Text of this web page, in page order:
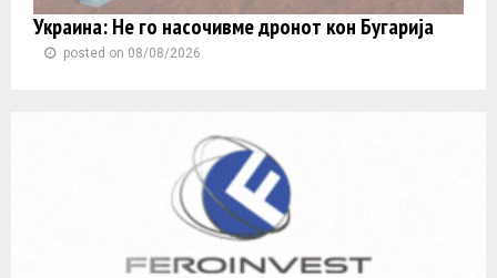
Украина: Не го насочивме дронот кон Бугарија
posted on 08/08/2026